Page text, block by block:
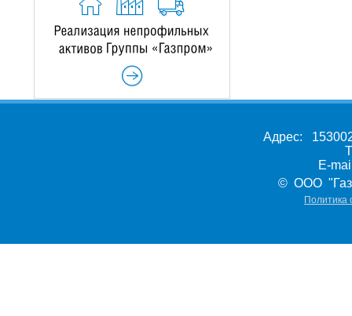
Адрес:
E-
© ООО
Политика